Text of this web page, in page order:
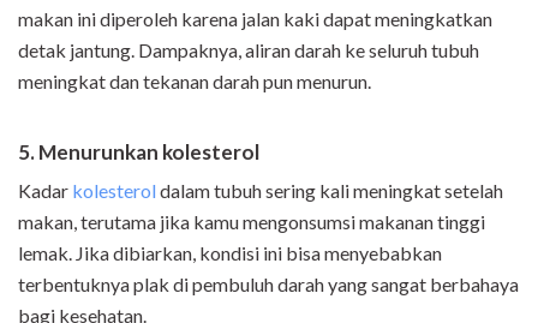
makan ini diperoleh karena jalan kaki dapat meningkatkan
detak jantung. Dampaknya, aliran darah ke seluruh tubuh
meningkat dan tekanan darah pun menurun.
5. Menurunkan kolesterol
Kadar kolesteroldalam tubuh sering kali meningkat setelah
makan, terutama jika kamu mengonsumsi makanan tinggi
lemak. Jika dibiarkan, kondisi ini bisa menyebabkan
terbentuknya plak di pembuluh darah yang sangat berbahaya
bagi kesehatan.